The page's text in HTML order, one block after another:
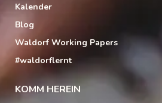
Kalender
Blog
Waldorf Working Papers
#waldorflernt
KOMM HEREIN